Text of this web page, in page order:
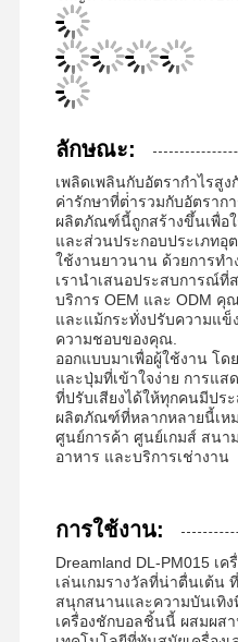
บ้าน ผลิตภัณฑ์
ลักษณะ:
เพลิดเพลินกับอัตรากําไร
ค่ารักษาที่ต่ํารวมกับอัตราก
ผลิตภัณฑ์นี้ถูกสร้างขึ้นเพื่อ
และส่วนประกอบประเภทอุ
ใช้งานยาวนาน ด้วยการทํา
เรานําเสนอประสบการณ์ที่
บริการ OEM และ ODM คุ
และแม้กระทั่งปรับความแข็
ความชอบของคุณ.
ออกแบบมาเพื่อผู้ใช้งาน โด
และปุ่มที่เข้าใจง่าย การแส
ที่ปรับเสียงได้ให้ทุกคนมีปร
ผลิตภัณฑ์ที่หลากหลายนี้เห
ศูนย์การค้า ศูนย์เกมส์ สนา
อาหาร และบริการเช่างาน
การใช้งาน:
Dreamland DL-PM015 เค
เล่นเกมรางวัลที่น่าตื่นเต้น
สนุกสนานและความบันเทิ
เครื่องชักบอลชิ้นนี้ ผสมผส